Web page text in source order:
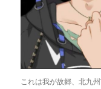
これは我が故郷、北九